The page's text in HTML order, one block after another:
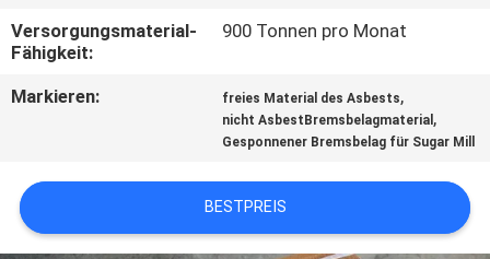
VERBINDUNG
FORDERN
SITEMAP
Versorgungsmaterial-
Fähigkeit:
900 Tonnen pro Monat
Markieren: freies Material des Asbests,
nicht AsbestBremsbelagmaterial ,
Gesponnener Bremsbelag für Sugar Mill
BESTPREIS